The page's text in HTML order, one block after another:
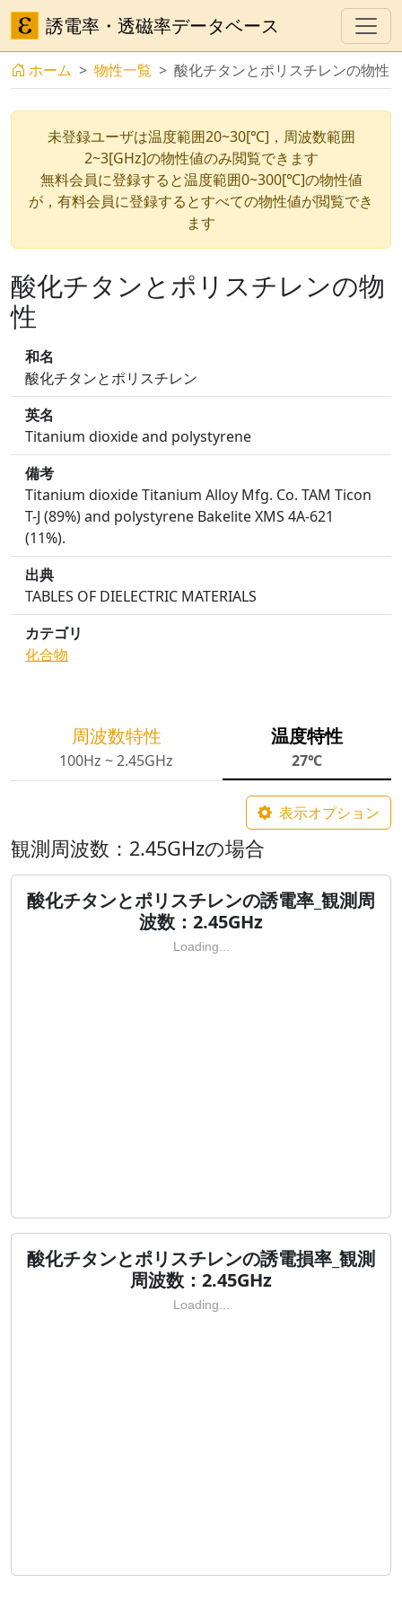
誘電率・透磁率データベース
ホーム 物性一覧 酸化チタンとポリスチレンの物性
未登録ユーザは温度範囲20~30[℃]，周波数範囲
2~3[GHz]の物性値のみ閲覧できます
無料会員に登録すると温度範囲0~300[℃]の物性値
が，有料会員に登録するとすべての物性値が閲覧でき
ます
酸化チタンとポリスチレンの物
性
和名
酸化チタンとポリスチレン
英名
Titanium dioxide and polystyrene
備考
Titanium dioxide Titanium Alloy Mfg. Co. TAM Ticon
T-J (89%) and polystyrene Bakelite XMS 4A-621
(11%).
出典
TABLES OF DIELECTRIC MATERIALS
カテゴリ
化合物
周波数特性
100Hz ~ 2.45GHz
温度特性
27℃
表示オプション
観測周波数：2.45GHzの場合
酸化チタンとポリスチレンの誘電率_観測周
波数：2.45GHz
Loading...
酸化チタンとポリスチレンの誘電損率_観測
周波数：2.45GHz
Loading...